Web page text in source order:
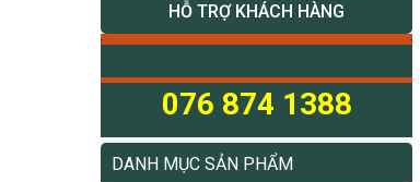
HỖ TRỢ KHÁCH HÀNG
076 874 1388
DANH MỤC SẢN PHẨM